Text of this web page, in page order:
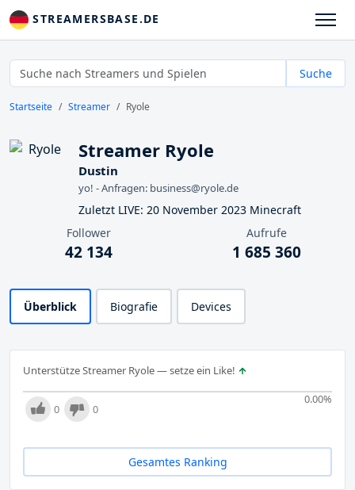
STREAMERSBASE.DE
Suche
Startseite Streamer Ryole
Streamer Ryole
Dustin
yo! - Anfragen: business@ryole.de
Zuletzt LIVE: 20 November 2023 Minecraft
Follower
42 134
Aufrufe
1 685 360
Überblick Biografie Devices
Unterstütze Streamer Ryole — setze ein Like!
0.00%
0 0
Gesamtes Ranking